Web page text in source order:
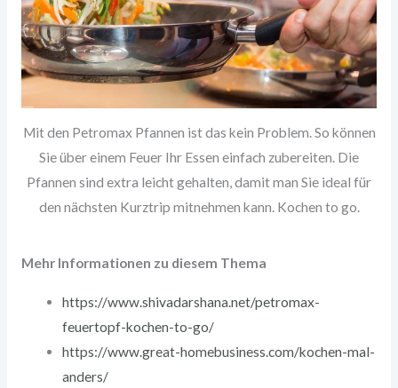
Mit den Petromax Pfannen ist das kein Problem. So können
Sie über einem Feuer Ihr Essen einfach zubereiten. Die
Pfannen sind extra leicht gehalten, damit man Sie ideal für
den nächsten Kurztrip mitnehmen kann. Kochen to go.
Mehr Informationen zu diesem Thema
https://www.shivadarshana.net/petromax-
feuertopf-kochen-to-go/
https://www.great-homebusiness.com/kochen-mal-
anders/